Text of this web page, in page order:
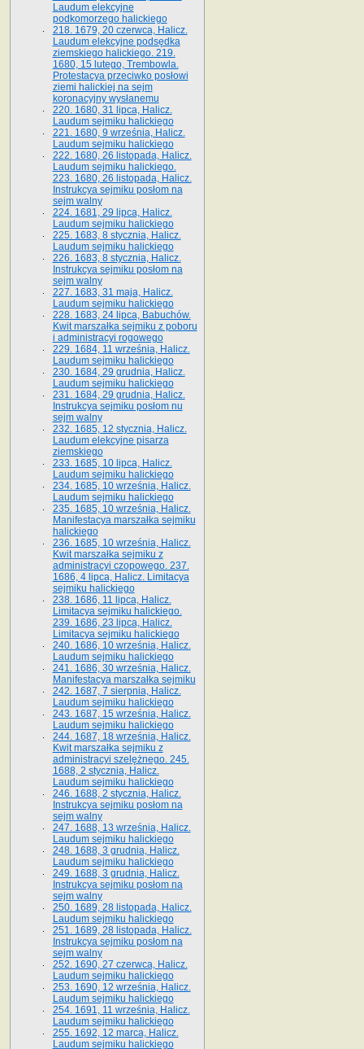
Laudum elekcyjne
podkomorzego halickiego
218. 1679, 20 czerwca, Halicz.
Laudum elekcyjne podsędka
ziemskiego halickiego. 219.
1680, 15 lutego, Trembowla.
Protestacya przeciwko posłowi
ziemi halickiej na sejm
koronacyjny wysłanemu
220. 1680, 31 lipca, Halicz.
Laudum sejmiku halickiego
221. 1680, 9 września, Halicz.
Laudum sejmiku halickiego
222. 1680, 26 listopada, Halicz.
Laudum sejmiku halickiego.
223. 1680, 26 listopada, Halicz.
Instrukcya sejmiku posłom na
sejm walny
224. 1681, 29 lipca, Halicz.
Laudum sejmiku halickiego
225. 1683, 8 stycznia, Halicz.
Laudum sejmiku halickiego
226. 1683, 8 stycznia, Halicz.
Instrukcya sejmiku posłom na
sejm walny
227. 1683, 31 maja, Halicz.
Laudum sejmiku halickiego
228. 1683, 24 lipca, Babuchów.
Kwit marszałka sejmiku z poboru
i administracyi rogowego
229. 1684, 11 września, Halicz.
Laudum sejmiku halickiego
230. 1684, 29 grudnia, Halicz.
Laudum sejmiku halickiego
231. 1684, 29 grudnia, Halicz.
Instrukcya sejmiku posłom nu
sejm walny
232. 1685, 12 stycznia, Halicz.
Laudum elekcyjne pisarza
ziemskiego
233. 1685, 10 lipca, Halicz.
Laudum sejmiku halickiego
234. 1685, 10 września, Halicz.
Laudum sejmiku halickiego
235. 1685, 10 września, Halicz.
Manifestacya marszałka sejmiku
halickiego
236. 1685, 10 września, Halicz.
Kwit marszałka sejmiku z
administracyi czopowego. 237.
1686, 4 lipca, Halicz. Limitacya
sejmiku halickiego
238. 1686, 11 lipca, Halicz.
Limitacya sejmiku halickiego.
239. 1686, 23 lipca, Halicz.
Limitacya sejmiku halickiego
240. 1686, 10 września, Halicz.
Laudum sejmiku halickiego
241. 1686, 30 września, Halicz.
Manifestacya marszałka sejmiku
242. 1687, 7 sierpnia, Halicz.
Laudum sejmiku halickiego
243. 1687, 15 września, Halicz.
Laudum sejmiku halickiego
244. 1687, 18 września, Halicz.
Kwit marszałka sejmiku z
administracyi szelężnego. 245.
1688, 2 stycznia, Halicz.
Laudum sejmiku halickiego
246. 1688, 2 stycznia, Halicz.
Instrukcya sejmiku posłom na
sejm walny
247. 1688, 13 września, Halicz.
Laudum sejmiku halickiego
248. 1688, 3 grudnia, Halicz.
Laudum sejmiku halickiego
249. 1688, 3 grudnia, Halicz.
Instrukcya sejmiku posłom na
sejm walny
250. 1689, 28 listopada, Halicz.
Laudum sejmiku halickiego
251. 1689, 28 listopada, Halicz.
Instrukcya sejmiku posłom na
sejm walny
252. 1690, 27 czerwca, Halicz.
Laudum sejmiku halickiego
253. 1690, 12 września, Halicz.
Laudum sejmiku halickiego
254. 1691, 11 września, Halicz.
Laudum sejmiku halickiego
255. 1692, 12 marca, Halicz.
Laudum sejmiku halickiego